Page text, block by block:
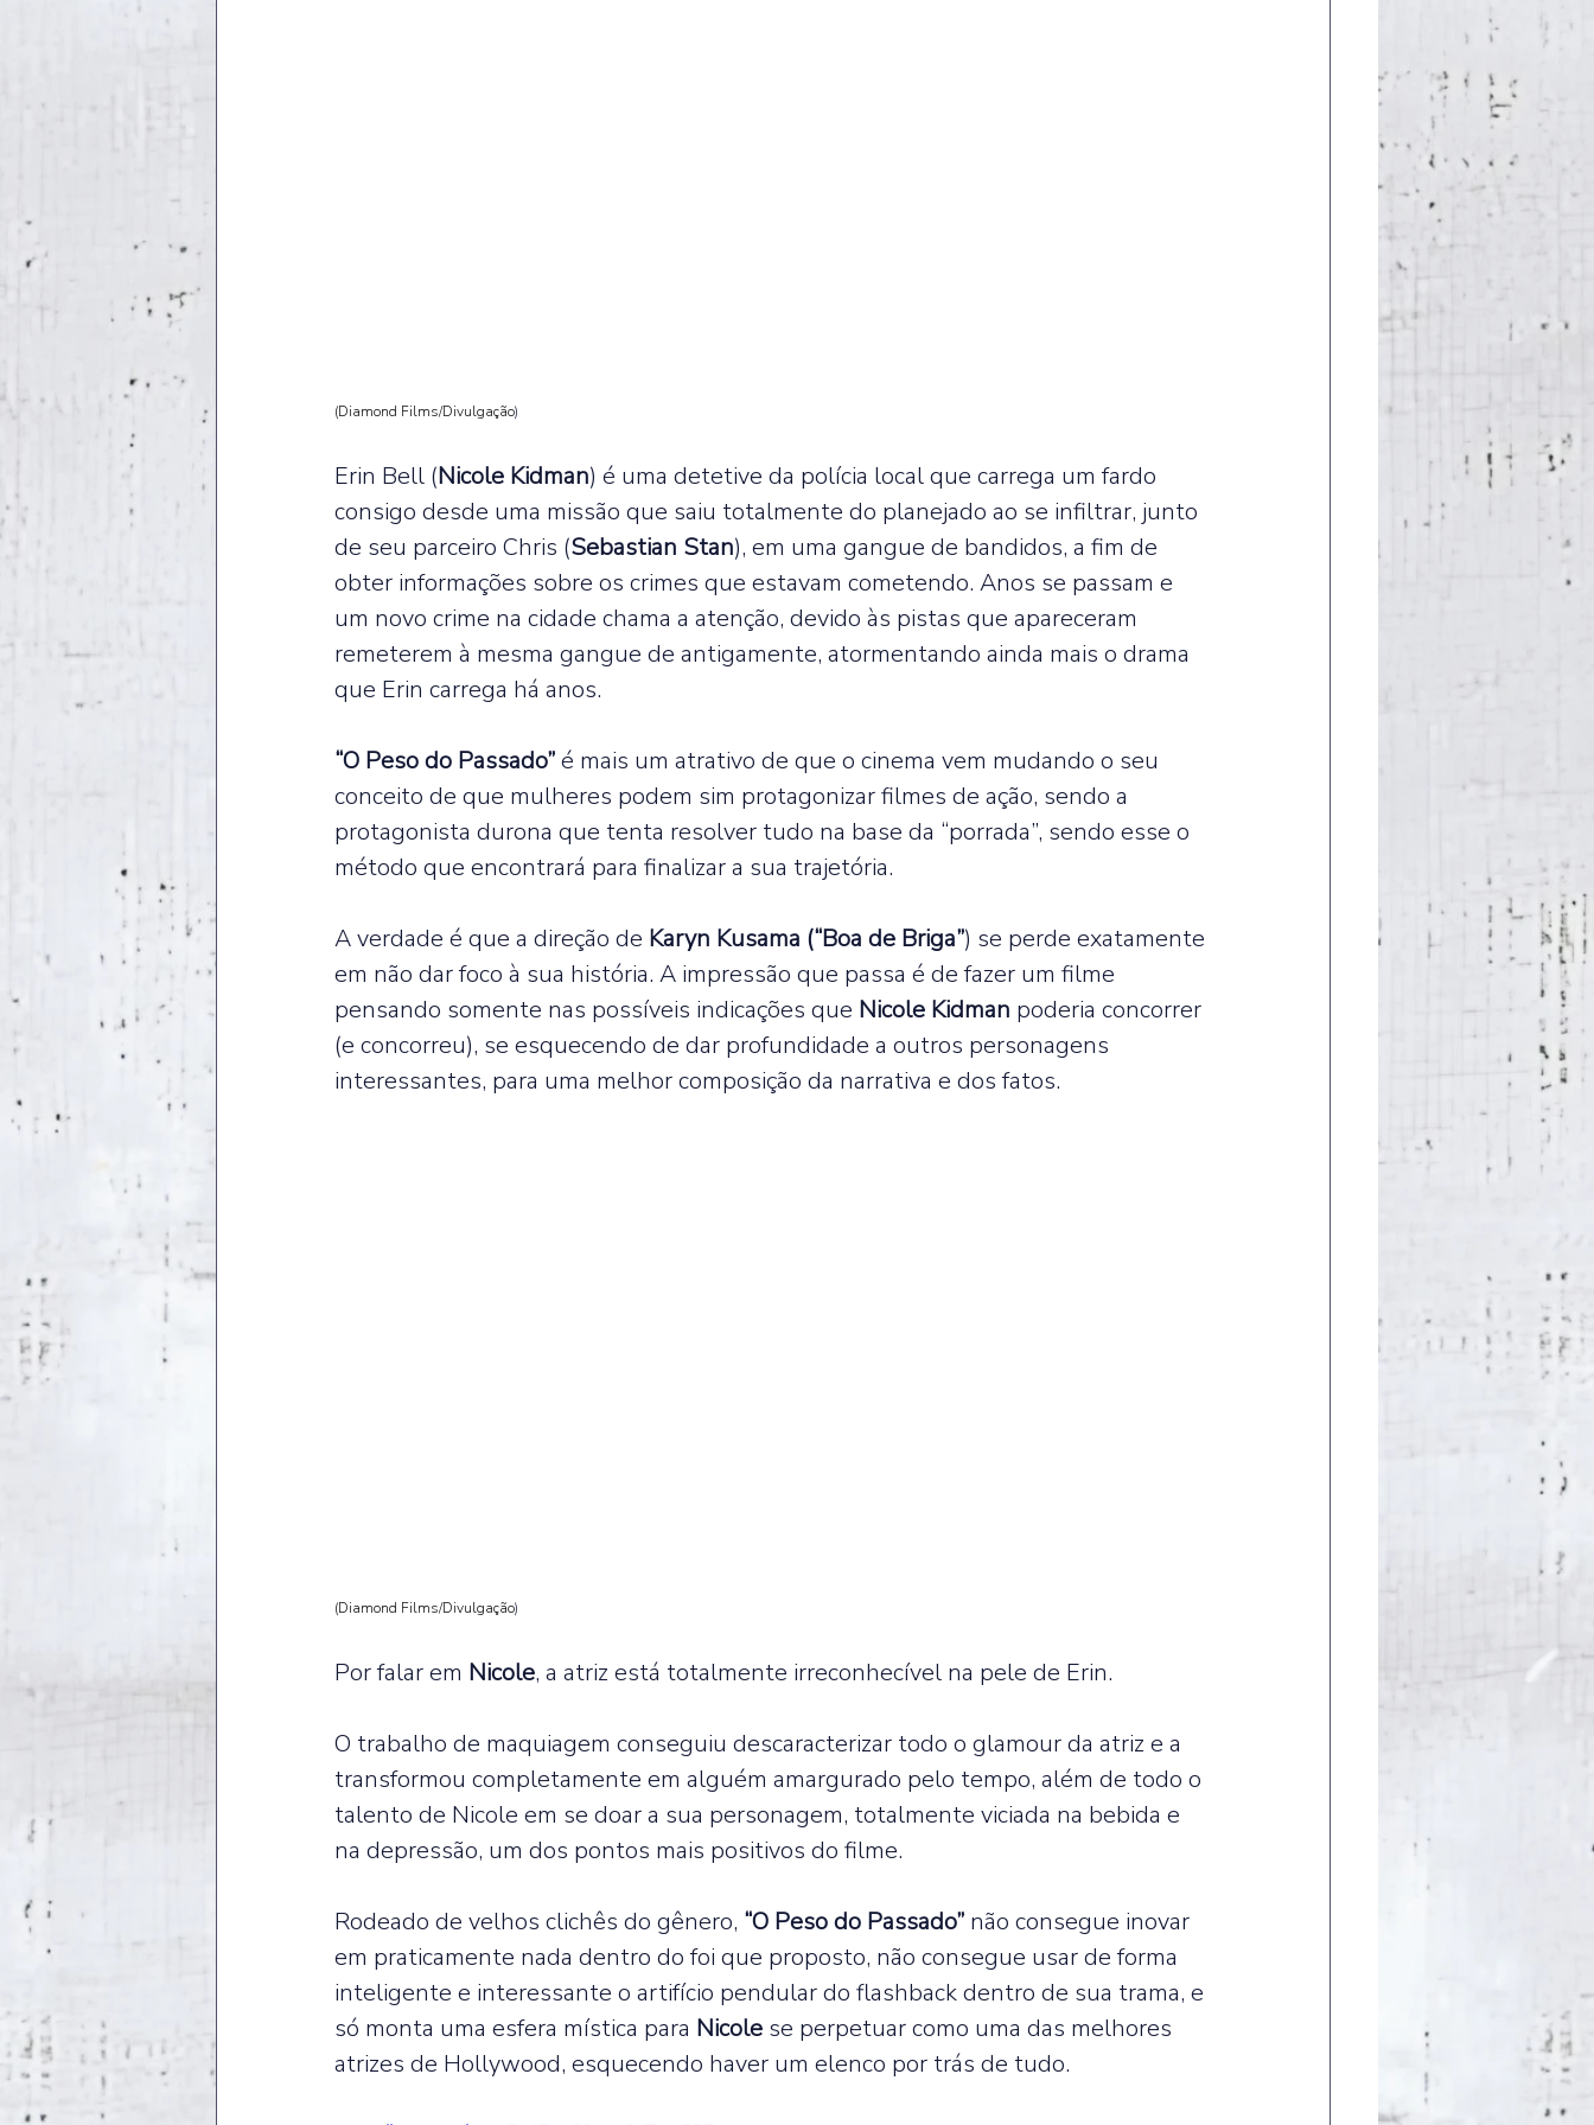
(Diamond Films/Divulgação)
Erin Bell (Nicole Kidman) é uma detetive da polícia local que carrega um fardo
consigo desde uma missão que saiu totalmente do planejado ao se infiltrar, junto
de seu parceiro Chris (Sebastian Stan), em uma gangue de bandidos, a fim de
obter informações sobre os crimes que estavam cometendo. Anos se passam e
um novo crime na cidade chama a atenção, devido às pistas que apareceram
remeterem à mesma gangue de antigamente, atormentando ainda mais o drama
que Erin carrega há anos.
“O Peso do Passado” é mais um atrativo de que o cinema vem mudando o seu
conceito de que mulheres podem sim protagonizar filmes de ação, sendo a
protagonista durona que tenta resolver tudo na base da “porrada”, sendo esse o
método que encontrará para finalizar a sua trajetória.
A verdade é que a direção de Karyn Kusama (“Boa de Briga”) se perde exatamente
em não dar foco à sua história. A impressão que passa é de fazer um filme
pensando somente nas possíveis indicações que Nicole Kidman poderia concorrer
(e concorreu), se esquecendo de dar profundidade a outros personagens
interessantes, para uma melhor composição da narrativa e dos fatos.
(Diamond Films/Divulgação)
Por falar em Nicole, a atriz está totalmente irreconhecível na pele de Erin.
O trabalho de maquiagem conseguiu descaracterizar todo o glamour da atriz e a
transformou completamente em alguém amargurado pelo tempo, além de todo o
talento de Nicole em se doar a sua personagem, totalmente viciada na bebida e
na depressão, um dos pontos mais positivos do filme.
Rodeado de velhos clichês do gênero, “O Peso do Passado” não consegue inovar
em praticamente nada dentro do foi que proposto, não consegue usar de forma
inteligente e interessante o artifício pendular do flashback dentro de sua trama, e
só monta uma esfera mística para Nicole se perpetuar como uma das melhores
atrizes de Hollywood, esquecendo haver um elenco por trás de tudo.